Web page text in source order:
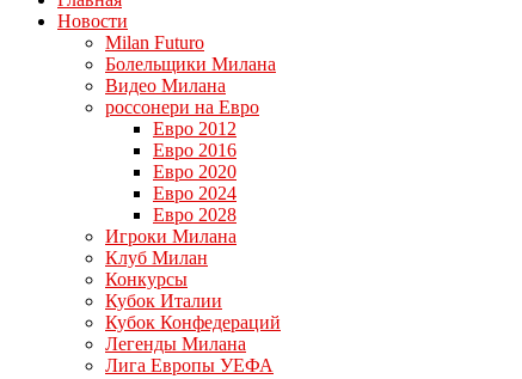
Новости
Milan Futuro
Болельщики Милана
Видео Милана
россонери на Евро
Евро 2012
Евро 2016
Евро 2020
Евро 2024
Евро 2028
Игроки Милана
Клуб Милан
Конкурсы
Кубок Италии
Кубок Конфедераций
Легенды Милана
Лига Европы УЕФА